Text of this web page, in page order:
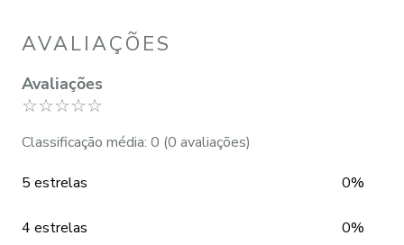
AVALIAÇÕES
Avaliações
☆☆☆☆☆
Classificação média: 0 (0 avaliações)
5 estrelas 0%
4 estrelas 0%